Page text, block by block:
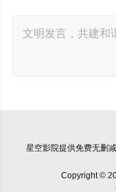
星空影院提供免费无删
Copyright ©